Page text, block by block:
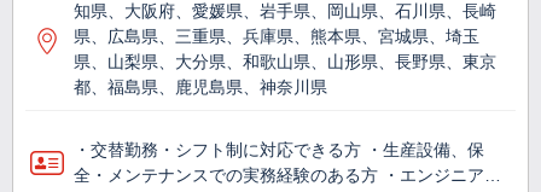
知県、大阪府、愛媛県、岩手県、岡山県、石川県、長崎
県、広島県、三重県、兵庫県、熊本県、宮城県、埼玉
県、山梨県、大分県、和歌山県、山形県、長野県、東京
都、福島県、鹿児島県、神奈川県
・交替勤務・シフト制に対応できる方 ・生産設備、保
全・メンテナンスでの実務経験のある方 ・エンジニア…